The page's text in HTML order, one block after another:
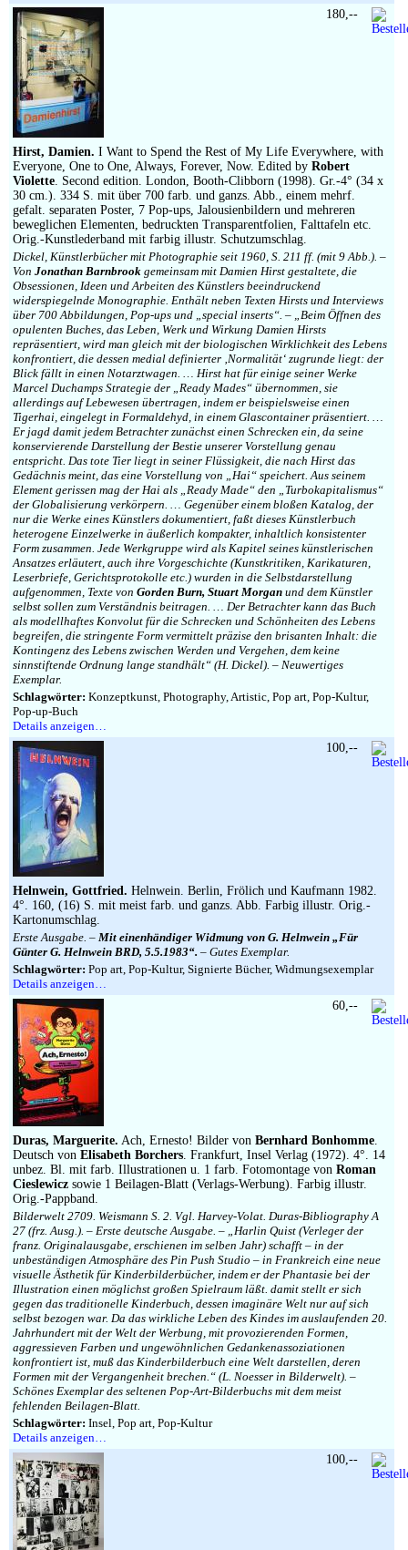
Hirst, Damien. I Want to Spend the Rest of My Life Everywhere, with
Everyone, One to One, Always, Forever, Now. Edited by Robert
Violette. Second edition. London, Booth-Clibborn (1998). Gr.-4° (34 x
30 cm.). 334 S. mit über 700 farb. und ganzs. Abb., einem mehrf.
gefalt. separaten Poster, 7 Pop-ups, Jalousienbildern und mehreren
beweglichen Elementen, bedruckten Transparentfolien, Falttafeln etc.
Orig.-Kunstlederband mit farbig illustr. Schutzumschlag.
Dickel, Künstlerbücher mit Photographie seit 1960, S. 211 ff. (mit 9 Abb.). –
Von Jonathan Barnbrook gemeinsam mit Damien Hirst gestaltete, die
Obsessionen, Ideen und Arbeiten des Künstlers beeindruckend
widerspiegelnde Monographie. Enthält neben Texten Hirsts und Interviews
über 700 Abbildungen, Pop-ups und „special inserts“. – „Beim Öffnen des
opulenten Buches, das Leben, Werk und Wirkung Damien Hirsts
repräsentiert, wird man gleich mit der biologischen Wirklichkeit des Lebens
konfrontiert, die dessen medial definierter ‚Normalität‘ zugrunde liegt: der
Blick fällt in einen Notarztwagen. … Hirst hat für einige seiner Werke
Marcel Duchamps Strategie der „Ready Mades“ übernommen, sie
allerdings auf Lebewesen übertragen, indem er beispielsweise einen
Tigerhai, eingelegt in Formaldehyd, in einem Glascontainer präsentiert. …
Er jagd damit jedem Betrachter zunächst einen Schrecken ein, da seine
konservierende Darstellung der Bestie unserer Vorstellung genau
entspricht. Das tote Tier liegt in seiner Flüssigkeit, die nach Hirst das
Gedächnis meint, das eine Vorstellung von „Hai“ speichert. Aus seinem
Element gerissen mag der Hai als „Ready Made“ den „Turbokapitalismus“
der Globalisierung verkörpern. … Gegenüber einem bloßen Katalog, der
nur die Werke eines Künstlers dokumentiert, faßt dieses Künstlerbuch
heterogene Einzelwerke in äußerlich kompakter, inhaltlich konsistenter
Form zusammen. Jede Werkgruppe wird als Kapitel seines künstlerischen
Ansatzes erläutert, auch ihre Vorgeschichte (Kunstkritiken, Karikaturen,
Leserbriefe, Gerichtsprotokolle etc.) wurden in die Selbstdarstellung
aufgenommen, Texte von Gorden Burn, Stuart Morgan und dem Künstler
selbst sollen zum Verständnis beitragen. … Der Betrachter kann das Buch
als modellhaftes Konvolut für die Schrecken und Schönheiten des Lebens
begreifen, die stringente Form vermittelt präzise den brisanten Inhalt: die
Kontingenz des Lebens zwischen Werden und Vergehen, dem keine
sinnstiftende Ordnung lange standhält“ (H. Dickel). – Neuwertiges
Exemplar.
Schlagwörter: Konzeptkunst, Photography, Artistic, Pop art, Pop-Kultur,
Pop-up-Buch
Details anzeigen…
180,--
Helnwein, Gottfried. Helnwein. Berlin, Frölich und Kaufmann 1982.
4°. 160, (16) S. mit meist farb. und ganzs. Abb. Farbig illustr. Orig.-
Kartonumschlag.
Erste Ausgabe. – Mit einenhändiger Widmung von G. Helnwein „Für
Günter G. Helnwein BRD, 5.5.1983“. – Gutes Exemplar.
Schlagwörter: Pop art, Pop-Kultur, Signierte Bücher, Widmungsexemplar
Details anzeigen…
100,--
Duras, Marguerite. Ach, Ernesto! Bilder von Bernhard Bonhomme.
Deutsch von Elisabeth Borchers. Frankfurt, Insel Verlag (1972). 4°. 14
unbez. Bl. mit farb. Illustrationen u. 1 farb. Fotomontage von Roman
Cieslewicz sowie 1 Beilagen-Blatt (Verlags-Werbung). Farbig illustr.
Orig.-Pappband.
Bilderwelt 2709. Weismann S. 2. Vgl. Harvey-Volat. Duras-Bibliography A
27 (frz. Ausg.). – Erste deutsche Ausgabe. – „Harlin Quist (Verleger der
franz. Originalausgabe, erschienen im selben Jahr) schafft – in der
unbeständigen Atmosphäre des Pin Push Studio – in Frankreich eine neue
visuelle Ästhetik für Kinderbilderbücher, indem er der Phantasie bei der
Illustration einen möglichst großen Spielraum läßt. damit stellt er sich
gegen das traditionelle Kinderbuch, dessen imaginäre Welt nur auf sich
selbst bezogen war. Da das wirkliche Leben des Kindes im auslaufenden 20.
Jahrhundert mit der Welt der Werbung, mit provozierenden Formen,
aggressieven Farben und ungewöhnlichen Gedankenassoziationen
konfrontiert ist, muß das Kinderbilderbuch eine Welt darstellen, deren
Formen mit der Vergangenheit brechen.“ (L. Noesser in Bilderwelt). –
Schönes Exemplar des seltenen Pop-Art-Bilderbuchs mit dem meist
fehlenden Beilagen-Blatt.
Schlagwörter: Insel, Pop art, Pop-Kultur
Details anzeigen…
60,--
100,--